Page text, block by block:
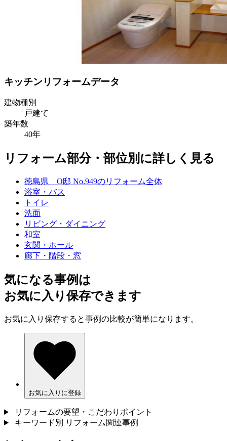
キッチンリフォームデータ
建物種別
戸建て
築年数
40年
リフォーム部分・部位別に詳しく見る
徳島県 O邸 No.949のリフォーム全体
浴室・バス
トイレ
洗面
リビング・ダイニング
和室
玄関・ホール
廊下・階段・窓
気になる事例は
お気に入り保存できます
お気に入り保存すると事例の比較が簡単になります。
お気に入りに登録
リフォームの要望・こだわりポイント
キーワード別 リフォーム関連事例